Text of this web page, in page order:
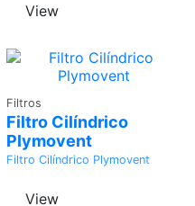
View
Adicionar
Filtros
Filtro Cilíndrico
Plymovent
Filtro Cilíndrico Plymovent
View